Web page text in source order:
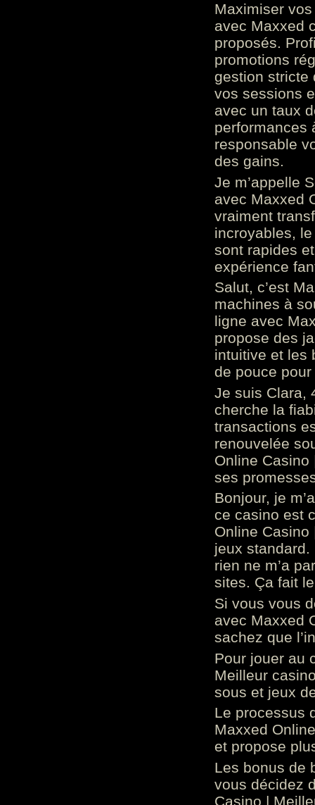
Maximiser
avec Maxxed
proposés.
promotions
gestion stricte
vos sessions
avec un taux
performances
responsable
des gains.
Je m’appelle
avec Maxxed
vraiment
incroyables,
sont rapides
expérience
Salut, c’est
machines à
ligne avec
propose des
intuitive et les
de pouce
Je suis Clara,
cherche la
transactions
renouvelée
Online
ses
Bonjour, je
ce casino est
Online
jeux standard.
rien ne m’a
sites. Ça fait
Si vous vous
avec Maxxed
sachez que
Pour jouer au
Meilleur
sous et jeux
Le processus
Maxxed
et propose
Les bonus de
vous décidez
Casino |